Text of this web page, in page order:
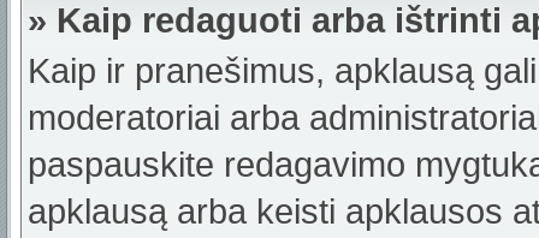
» Kaip redaguoti arba ištrinti
Kaip ir pranešimus, apklausą
moderatoriai arba
paspauskite redagavimo
apklausą arba keisti apklausos